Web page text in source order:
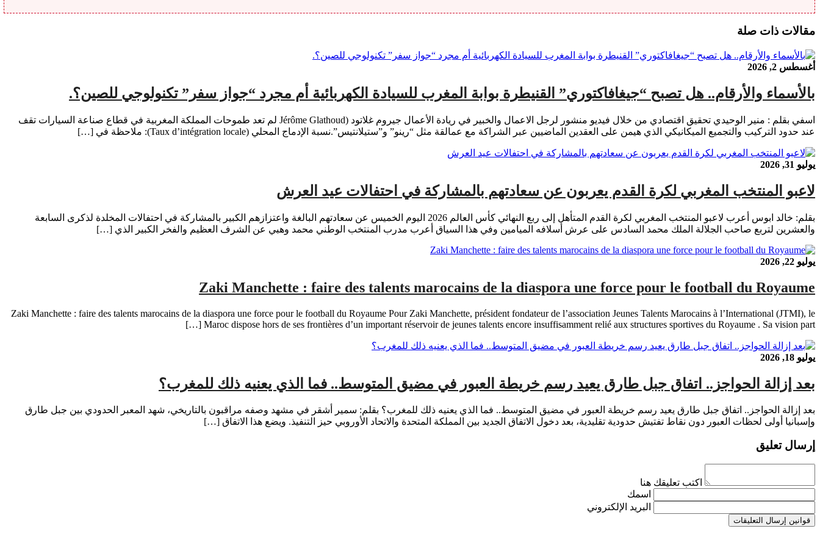
مقالات ذات صلة
أغسطس 2, 2026
بالأسماء والأرقام.. هل تصبح “جيغافاكتوري” القنيطرة بوابة المغرب للسيادة الكهربائية أم مجرد “جواز سفر” تكنولوجي للصين؟.
اسفي بقلم : منير الوحيدي تحقيق اقتصادي من خلال فيديو منشور لرجل الاعمال والخبير في ريادة الأعمال جيروم غلاتود (Jérôme Glathoud لم تعد طموحات المملكة المغربية في قطاع صناعة السيارات تقف
عند حدود التركيب والتجميع الميكانيكي الذي هيمن على العقدين الماضيين عبر الشراكة مع عمالقة مثل “رينو” و”ستيلانتيس”.نسبة الإدماج المحلي (Taux d’intégration locale): ملاحظة في […]
يوليو 31, 2026
لاعبو المنتخب المغربي لكرة القدم يعربون عن سعادتهم بالمشاركة في احتفالات عيد العرش
بقلم: خالد ابوس أعرب لاعبو المنتخب المغربي لكرة القدم المتأهل إلى ربع النهائي كأس العالم 2026 اليوم الخميس عن سعادتهم البالغة واعتزازهم الكبير بالمشاركة في احتفالات المخلدة لذكرى السابعة
والعشرين لتربع صاحب الجلالة الملك محمد السادس على عرش أسلافه الميامين وفي هذا السياق أعرب مدرب المنتخب الوطني محمد وهبي عن الشرف العظيم والفخر الكبير الذي […]
يوليو 22, 2026
Zaki Manchette : faire des talents marocains de la diaspora une force pour le football du Royaume
Zaki Manchette : faire des talents marocains de la diaspora une force pour le football du Royaume Pour Zaki Manchette, président fondateur de l’association Jeunes Talents Marocains à l’International (JTMI), le
Maroc dispose hors de ses frontières d’un important réservoir de jeunes talents encore insuffisamment relié aux structures sportives du Royaume . Sa vision part […]
يوليو 18, 2026
بعد إزالة الحواجز.. اتفاق جبل طارق يعيد رسم خريطة العبور في مضيق المتوسط.. فما الذي يعنيه ذلك للمغرب؟
بعد إزالة الحواجز.. اتفاق جبل طارق يعيد رسم خريطة العبور في مضيق المتوسط.. فما الذي يعنيه ذلك للمغرب؟ بقلم: سمير أشقر في مشهد وصفه مراقبون بالتاريخي، شهد المعبر الحدودي بين جبل طارق
وإسبانيا أولى لحظات العبور دون نقاط تفتيش حدودية تقليدية، بعد دخول الاتفاق الجديد بين المملكة المتحدة والاتحاد الأوروبي حيز التنفيذ. ويضع هذا الاتفاق […]
إرسال تعليق
اكتب تعليقك هنا
اسمك
البريد الإلكتروني
قوانين إرسال التعليقات